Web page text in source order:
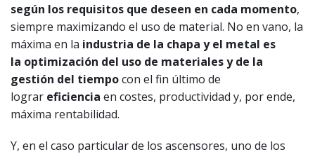
según los requisitos que deseen en cada momento,
siempre maximizando el uso de material. No en vano, la
máxima en la industria de la chapa y el metal es
la optimización del uso de materiales y de la
gestión del tiempocon el fin último de
lograr eficiencia en costes, productividad y, por ende,
máxima rentabilidad.
Y, en el caso particular de los ascensores, uno de los